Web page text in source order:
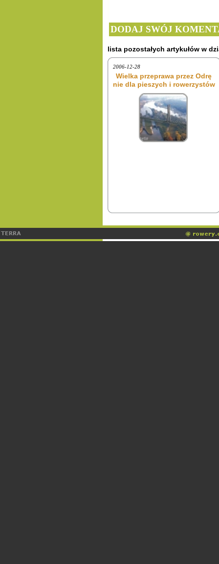
DODAJ SWÓJ
lista pozostałych artykułów w
2006-12-28
Wielka przeprawa przez Odrę
nie dla pieszych i rowerzystów